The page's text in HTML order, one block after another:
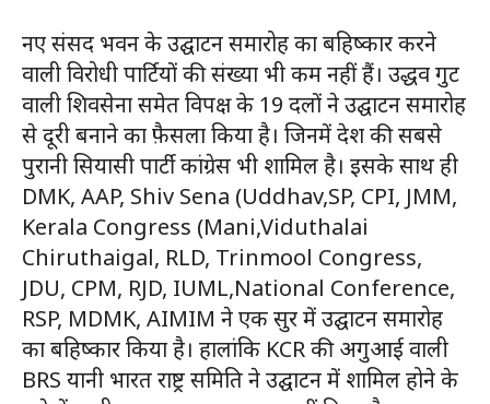
नए संसद भवन के उद्घाटन समारोह का बहिष्कार करने
वाली विरोधी पार्टियों की संख्या भी कम नहीं हैं। उद्धव गुट
वाली शिवसेना समेत विपक्ष के 19 दलों ने उद्घाटन समारोह
से दूरी बनाने का फ़ैसला किया है। जिनमें देश की सबसे
पुरानी सियासी पार्टी कांग्रेस भी शामिल है। इसके साथ ही
DMK, AAP, Shiv Sena (Uddhav,SP, CPI, JMM,
Kerala Congress (Mani,Viduthalai
Chiruthaigal, RLD, Trinmool Congress,
JDU, CPM, RJD, IUML,National Conference,
RSP, MDMK, AIMIM ने एक सुर में उद्घाटन समारोह
का बहिष्कार किया है। हालांकि KCR की अगुआई वाली
BRS यानी भारत राष्ट्र समिति ने उद्घाटन में शामिल होने के